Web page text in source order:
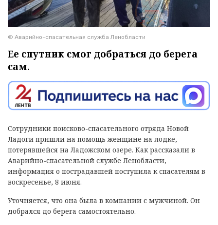
© Аварийно-спасательная служба Ленобласти
Ее спутник смог добраться до берега
сам.
Сотрудники поисково-спасательного отряда Новой
Ладоги пришли на помощь женщине на лодке,
потерявшейся на Ладожском озере. Как рассказали в
Аварийно-спасательной службе Ленобласти,
информация о пострадавшей поступила к спасателям в
воскресенье, 8 июня.
Уточняется, что она была в компании с мужчиной. Он
добрался до берега самостоятельно.